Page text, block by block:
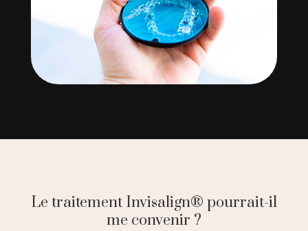
Le traitement Invisalign® pourrait-il
me convenir ?